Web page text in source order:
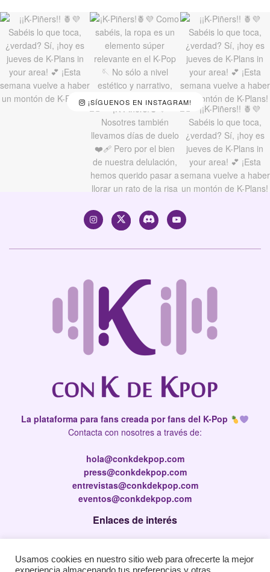
¡SÍGUENOS EN INSTAGRAM!
La plataforma para fans creada por fans del K-Pop
Contacta con nosotres a través de:
hola@conkdekpop.com
press@conkdekpop.com
entrevistas@conkdekpop.com
eventos@conkdekpop.com
Enlaces de interés
Política de privacidad
Usamos cookies en nuestro sitio web para ofrecerte la mejor